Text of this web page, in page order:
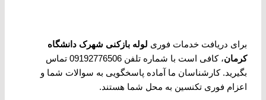
برای دریافت خدمات فوری لوله بازکنی شهرک دانشگاه
کرمان
، کافی است با شماره تلفن 09192776506 تماس
بگیرید. کارشناسان ما آماده پاسخگویی به سوالات شما و
اعزام فوری تکنسین به محل شما هستند.